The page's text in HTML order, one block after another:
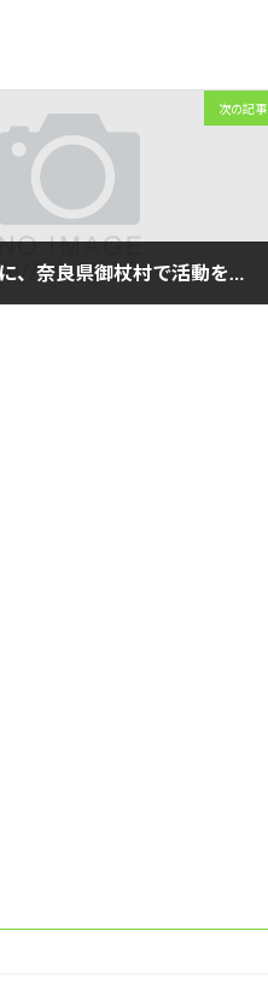
次の記事
5月13日,14日に、奈良県御杖村で活動を行います。